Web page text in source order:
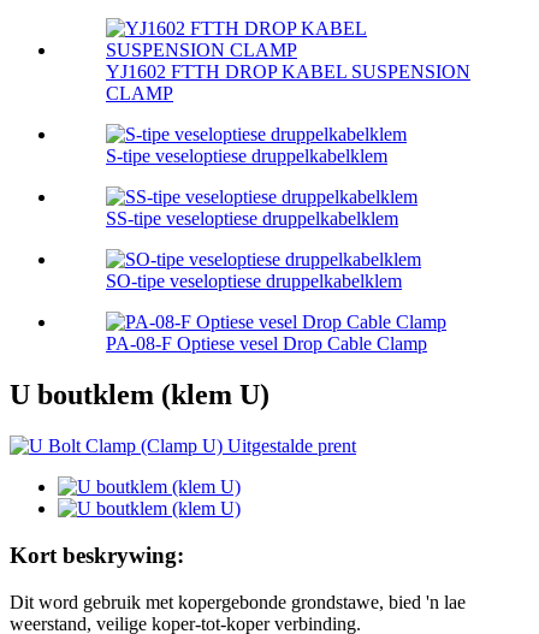
YJ1602 FTTH DROP KABEL SUSPENSION
CLAMP
S-tipe veseloptiese druppelkabelklem
SS-tipe veseloptiese druppelkabelklem
SO-tipe veseloptiese druppelkabelklem
PA-08-F Optiese vesel Drop Cable Clamp
U boutklem (klem U)
Kort beskrywing:
Dit word gebruik met kopergebonde grondstawe, bied 'n lae
weerstand, veilige koper-tot-koper verbinding.